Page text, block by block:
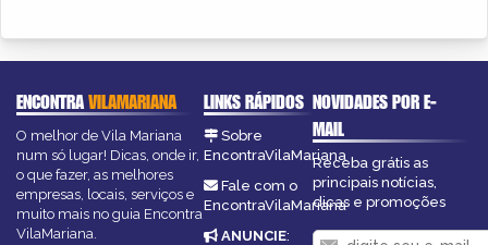
ENCONTRAVILAMARIANA
O melhor de Vila Mariana
num só lugar! Dicas, onde ir,
o que fazer, as melhores
empresas, locais, serviços e
muito mais no guia Encontra
VilaMariana.
LINKS RÁPIDOS
Sobre
EncontraVilaMariana
Fale com o
EncontraVilaMariana
ANUNCIE:
NOVIDADES POR E-
MAIL
Receba grátis as
principais notícias,
dicas e promoções